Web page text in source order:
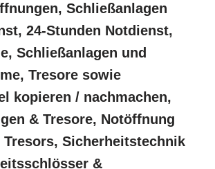
Schließanlagen
24-Stunden Notdienst,
Schließanlagen und
Tresore sowie
kopieren / nachmachen,
& Tresore, Notöffnung
Tresors, Sicherheitstechnik
&